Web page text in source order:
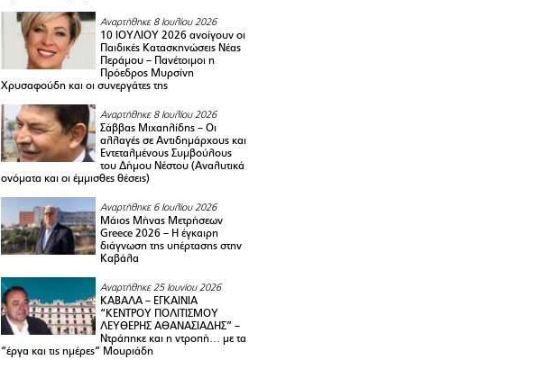
Αναρτήθηκε 8 Ιουλίου 2026
10 ΙΟΥΛΙΟΥ 2026 ανοίγουν οι
Παιδικές Κατασκηνώσεις Νέας
Περάμου – Πανέτοιμοι η
Πρόεδρος Μυρσίνη
Χρυσαφούδη και οι συνεργάτες της
Αναρτήθηκε 8 Ιουλίου 2026
Σάββας Μιχαηλίδης – Οι
αλλαγές σε Αντιδημάρχους και
Εντεταλμένους Συμβούλους
του Δήμου Νέστου (Αναλυτικά
ονόματα και οι έμμισθες θέσεις)
Αναρτήθηκε 6 Ιουλίου 2026
Μάιος Μήνας Μετρήσεων
Greece 2026 – H έγκαιρη
διάγνωση της υπέρτασης στην
Καβάλα
Αναρτήθηκε 25 Ιουνίου 2026
ΚΑΒΑΛΑ – ΕΓΚΑΙΝΙΑ
“ΚΕΝΤΡΟΥ ΠΟΛΙΤΙΣΜΟΥ
ΛΕΥΘΕΡΗΣ ΑΘΑΝΑΣΙΑΔΗΣ” –
Ντράπηκε και η ντροπή… με τα
“έργα και τις ημέρες” Μουριάδη